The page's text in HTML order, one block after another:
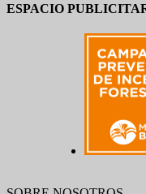
ESPACIO